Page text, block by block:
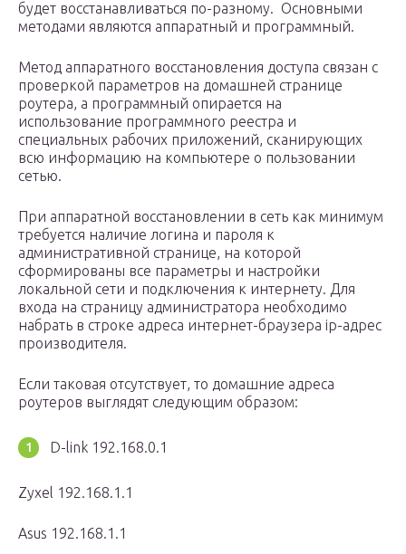
будет восстанавливаться по-разному. Основными
методами являются аппаратный и программный.
Метод аппаратного восстановления доступа связан с
проверкой параметров на домашней странице
роутера, а программный опирается на
использование программного реестра и
специальных рабочих приложений, сканирующих
всю информацию на компьютере о пользовании
сетью.
При аппаратной восстановлении в сеть как минимум
требуется наличие логина и пароля к
административной странице, на которой
сформированы все параметры и настройки
локальной сети и подключения к интернету. Для
входа на страницу администратора необходимо
набрать в строке адреса интернет-браузера ip-адрес
производителя.
Если таковая отсутствует, то домашние адреса
роутеров выглядят следующим образом:
D-link 192.168.0.1
Zyxel 192.168.1.1
Asus 192.168.1.1